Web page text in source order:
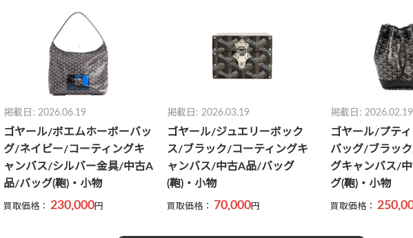
掲載日: 2026.03.19
ゴヤール/ジュエリーボック
ス/ブラック/コーティングキ
ャンバス/中古A品/バッグ
(鞄)・小物
買取価格： 70,000円
掲載日: 2026.02.19
ゴヤール/プティフロバケット
バッグ/ブラック/コーティン
グキャンバス/中古SA品/バッ
グ(鞄)・小物
買取価格： 250,000円
掲載日: 2025.12.18
ゴヤール/ボエ
レー/コーティ
ス/シルバー金
ッグ(鞄)・小物
買取価格：